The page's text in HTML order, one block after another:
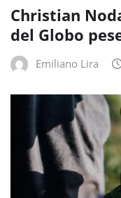
Christian
del Globo
Emiliano Lira